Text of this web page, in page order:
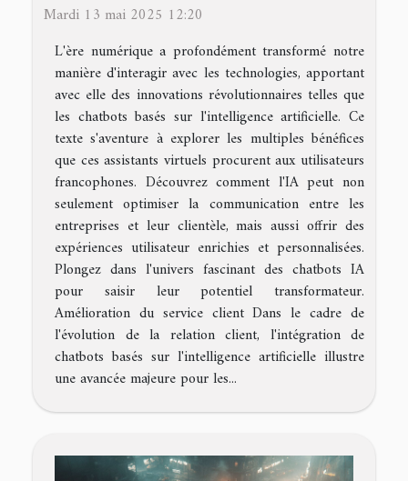
Mardi 13 mai 2025 12:20
L'ère numérique a profondément transformé notre
manière d'interagir avec les technologies, apportant
avec elle des innovations révolutionnaires telles que
les chatbots basés sur l'intelligence artificielle. Ce
texte s'aventure à explorer les multiples bénéfices
que ces assistants virtuels procurent aux utilisateurs
francophones. Découvrez comment l'IA peut non
seulement optimiser la communication entre les
entreprises et leur clientèle, mais aussi offrir des
expériences utilisateur enrichies et personnalisées.
Plongez dans l'univers fascinant des chatbots IA
pour saisir leur potentiel transformateur.
Amélioration du service client Dans le cadre de
l'évolution de la relation client, l'intégration de
chatbots basés sur l'intelligence artificielle illustre
une avancée majeure pour les...